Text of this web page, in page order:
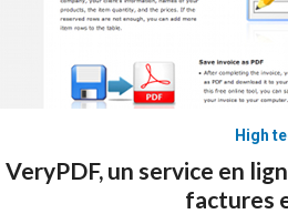
High
VeryPDF, un service en
factures